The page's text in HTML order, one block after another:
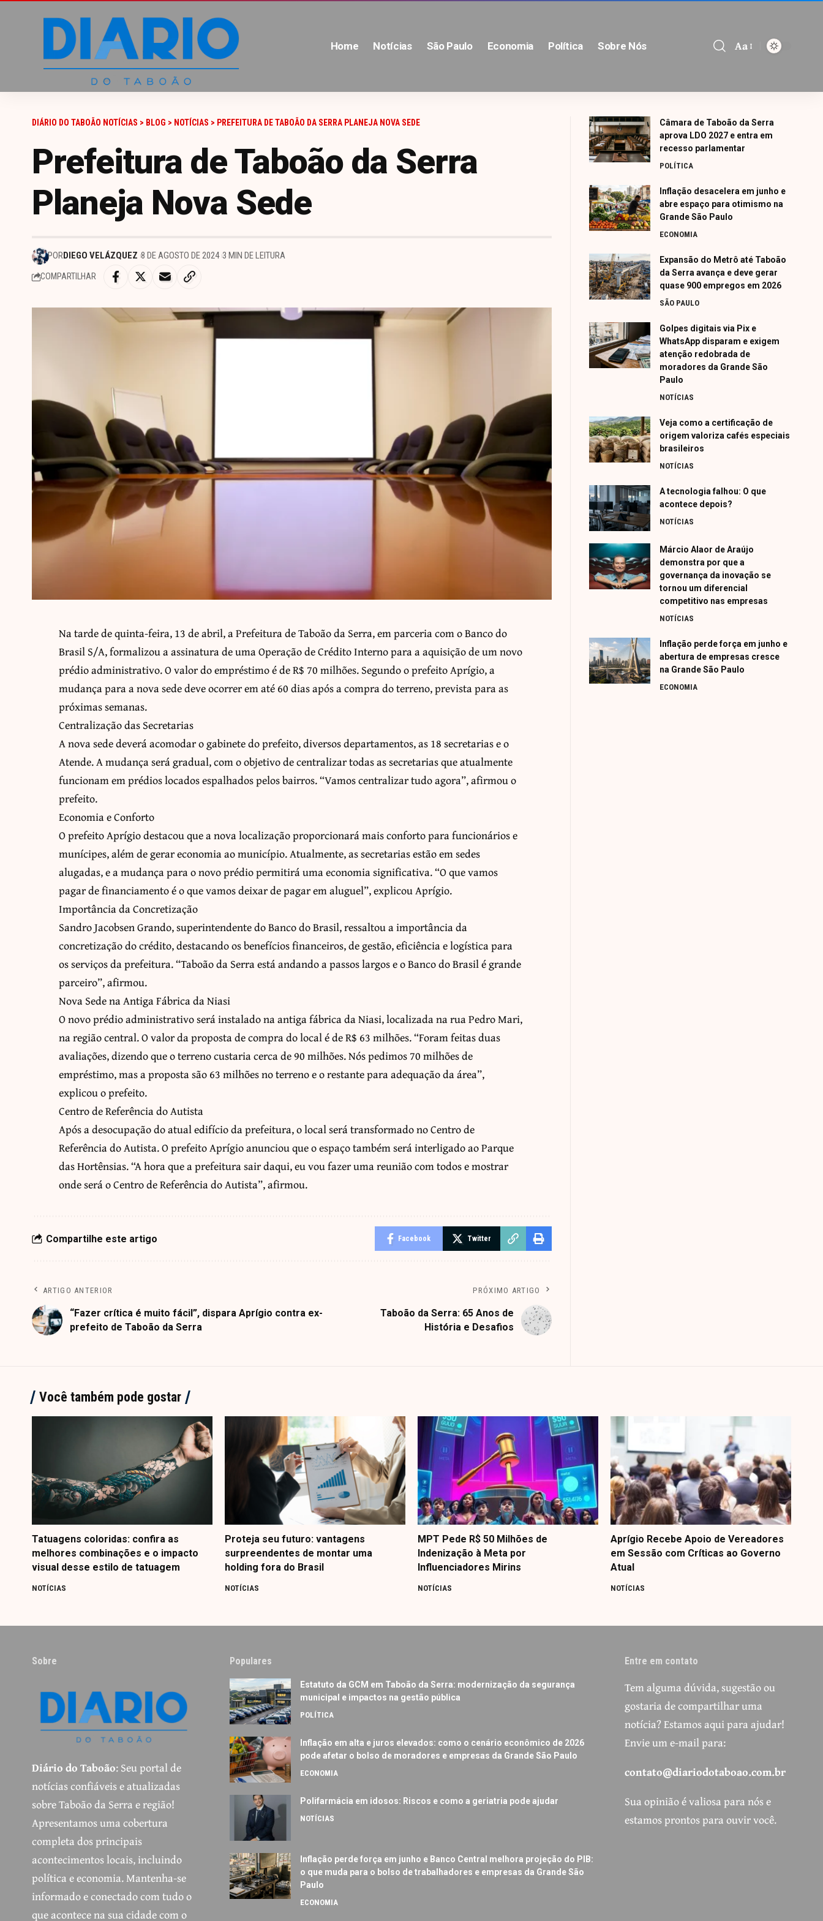
Home Notícias São Paulo Economia Política Sobre Nós
Font
Aa
DIÁRIO DO TABOÃO NOTÍCIAS > BLOG > NOTÍCIAS > PREFEITURA DE TABOÃO DA SERRA PLANEJA NOVA SEDE
Prefeitura de Taboão da Serra
Planeja Nova Sede
PORDIEGO VELÁZQUEZ 8 DE AGOSTO DE 2024 3 MIN DE LEITURA
COMPARTILHAR
Na tarde de quinta-feira, 13 de abril, a Prefeitura de Taboão da Serra, em parceria com o Banco do
Brasil S/A, formalizou a assinatura de uma Operação de Crédito Interno para a aquisição de um novo
prédio administrativo. O valor do empréstimo é de R$ 70 milhões. Segundo o prefeito Aprígio, a
mudança para a nova sede deve ocorrer em até 60 dias após a compra do terreno, prevista para as
próximas semanas.
Centralização das Secretarias
A nova sede deverá acomodar o gabinete do prefeito, diversos departamentos, as 18 secretarias e o
Atende. A mudança será gradual, com o objetivo de centralizar todas as secretarias que atualmente
funcionam em prédios locados espalhados pelos bairros. “Vamos centralizar tudo agora”, afirmou o
prefeito.
Economia e Conforto
O prefeito Aprígio destacou que a nova localização proporcionará mais conforto para funcionários e
munícipes, além de gerar economia ao município. Atualmente, as secretarias estão em sedes
alugadas, e a mudança para o novo prédio permitirá uma economia significativa. “O que vamos
pagar de financiamento é o que vamos deixar de pagar em aluguel”, explicou Aprígio.
Importância da Concretização
Sandro Jacobsen Grando, superintendente do Banco do Brasil, ressaltou a importância da
concretização do crédito, destacando os benefícios financeiros, de gestão, eficiência e logística para
os serviços da prefeitura. “Taboão da Serra está andando a passos largos e o Banco do Brasil é grande
parceiro”, afirmou.
Nova Sede na Antiga Fábrica da Niasi
O novo prédio administrativo será instalado na antiga fábrica da Niasi, localizada na rua Pedro Mari,
na região central. O valor da proposta de compra do local é de R$ 63 milhões. “Foram feitas duas
avaliações, dizendo que o terreno custaria cerca de 90 milhões. Nós pedimos 70 milhões de
empréstimo, mas a proposta são 63 milhões no terreno e o restante para adequação da área”,
explicou o prefeito.
Centro de Referência do Autista
Após a desocupação do atual edifício da prefeitura, o local será transformado no Centro de
Referência do Autista. O prefeito Aprígio anunciou que o espaço também será interligado ao Parque
das Hortênsias. “A hora que a prefeitura sair daqui, eu vou fazer uma reunião com todos e mostrar
onde será o Centro de Referência do Autista”, afirmou.
Compartilhe este artigo Facebook Twitter
ARTIGO ANTERIOR
“Fazer crítica é muito fácil”, dispara Aprígio contra ex-
prefeito de Taboão da Serra
PRÓXIMO ARTIGO
Taboão da Serra: 65 Anos de
História e Desafios
Câmara de Taboão da Serra
aprova LDO 2027 e entra em
recesso parlamentar
POLÍTICA
Inflação desacelera em junho e
abre espaço para otimismo na
Grande São Paulo
ECONOMIA
Expansão do Metrô até Taboão
da Serra avança e deve gerar
quase 900 empregos em 2026
SÃO PAULO
Golpes digitais via Pix e
WhatsApp disparam e exigem
atenção redobrada de
moradores da Grande São
Paulo
NOTÍCIAS
Veja como a certificação de
origem valoriza cafés especiais
brasileiros
NOTÍCIAS
A tecnologia falhou: O que
acontece depois?
NOTÍCIAS
Márcio Alaor de Araújo
demonstra por que a
governança da inovação se
tornou um diferencial
competitivo nas empresas
NOTÍCIAS
Inflação perde força em junho e
abertura de empresas cresce
na Grande São Paulo
ECONOMIA
Você também pode gostar
Tatuagens coloridas: confira as
melhores combinações e o impacto
visual desse estilo de tatuagem
NOTÍCIAS
Proteja seu futuro: vantagens
surpreendentes de montar uma
holding fora do Brasil
NOTÍCIAS
MPT Pede R$ 50 Milhões de
Indenização à Meta por
Influenciadores Mirins
NOTÍCIAS
Aprígio Recebe Apoio de Vereadores
em Sessão com Críticas ao Governo
Atual
NOTÍCIAS
Sobre
Diário do Taboão: Seu portal de
notícias confiáveis e atualizadas
sobre Taboão da Serra e região!
Apresentamos uma cobertura
completa dos principais
acontecimentos locais, incluindo
política e economia. Mantenha-se
informado e conectado com tudo o
que acontece na sua cidade com o
Populares
Estatuto da GCM em Taboão da Serra: modernização da segurança
municipal e impactos na gestão pública
POLÍTICA
Inflação em alta e juros elevados: como o cenário econômico de 2026
pode afetar o bolso de moradores e empresas da Grande São Paulo
ECONOMIA
Polifarmácia em idosos: Riscos e como a geriatria pode ajudar
NOTÍCIAS
Inflação perde força em junho e Banco Central melhora projeção do PIB:
o que muda para o bolso de trabalhadores e empresas da Grande São
Paulo
ECONOMIA
Entre em contato
Tem alguma dúvida, sugestão ou
gostaria de compartilhar uma
notícia? Estamos aqui para ajudar!
Envie um e-mail para:
contato@diariodotaboao.com.br
Sua opinião é valiosa para nós e
estamos prontos para ouvir você.